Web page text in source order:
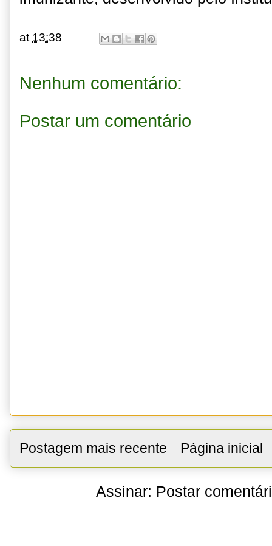
at 13:38
Nenhum comentário:
Postar um comentário
Postagem mais recente Página inicial
Assinar: Postar